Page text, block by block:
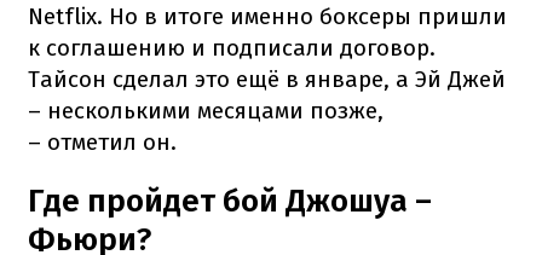
Netflix. Но в итоге именно боксеры пришли
к соглашению и подписали договор.
Тайсон сделал это ещё в январе, а Эй Джей
– несколькими месяцами позже,
– отметил он.
Где пройдет бой Джошуа –
Фьюри?